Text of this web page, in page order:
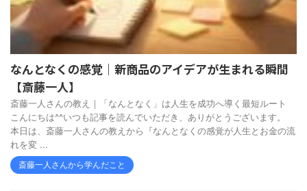
なんとなくの感覚｜新商品のアイデアが生まれる瞬間
【斎藤一人】
斎藤一人さんの教え｜「なんとなく」は人生を成功へ導く最短ルート
こんにちは^^いつも記事を読んでいただき、ありがとうございます。
本日は、斎藤一人さんの教えから『なんとなくの感覚が人生とお金の流
れを変 ...
斎藤一人さんから学んだこと